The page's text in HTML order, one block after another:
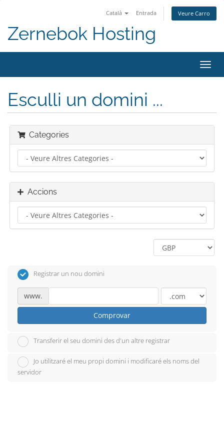
Català Entrada Veure Carro
Zernebok Hosting
la
Esculli un domini ...
Categories
Accions
Registrar un nou domini
www.
Comprovar
Transferir el seu domini des d'un altre registrar
Jo utilitzaré el meu propi domini i modificaré els noms del
servidor